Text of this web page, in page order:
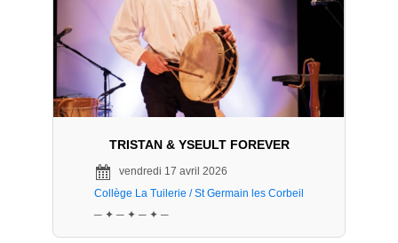
TRISTAN & YSEULT FOREVER
vendredi 17 avril 2026
Collège La Tuilerie / St Germain les Corbeil
─ ✦ ─ ✦ ─ ✦ ─